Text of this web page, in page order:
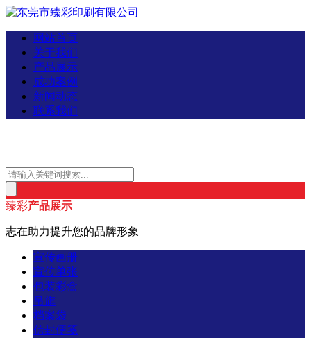
网站首页
关于我们
产品展示
成功案例
新闻动态
联系我们
臻彩产品展示
志在助力提升您的品牌形象
宣传画册
宣传单张
包装彩盒
吊旗
档案袋
信封便笺